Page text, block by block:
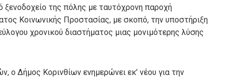
της πόλης με ταυτόχρονη παροχή
Κοινωνικής Προστασίας, με σκοπό, την υποστήριξη
χρονικού διαστήματος μιας μονιμότερης λύσης
Δήμος Κορινθίων ενημερώνει εκ’ νέου για την